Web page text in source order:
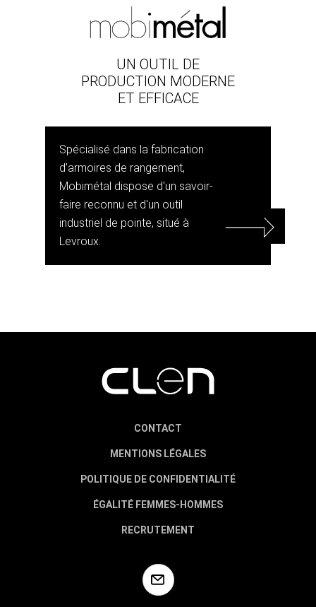
UN OUTIL DE
PRODUCTION MODERNE
ET EFFICACE
Spécialisé dans la fabrication
d'armoires de rangement,
Mobimétal dispose d'un savoir-
faire reconnu et d'un outil
industriel de pointe, situé à
Levroux.
CONTACT
MENTIONS LÉGALES
POLITIQUE DE CONFIDENTIALITÉ
ÉGALITÉ FEMMES-HOMMES
RECRUTEMENT